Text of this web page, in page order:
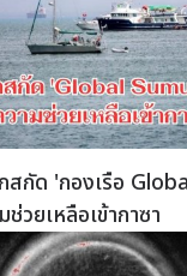
สกัด 'กองเรือ
วยเหลือเข้ากาซา